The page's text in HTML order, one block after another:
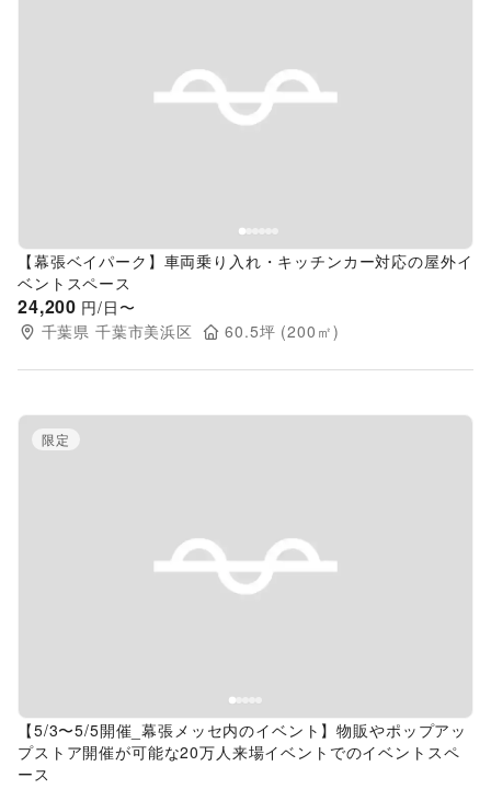
Previous slide
【幕張ベイパーク】車両乗り入れ・キッチンカー対応の屋外イ
ベントスペース
24,200 円/日〜
千葉県 千葉市美浜区 60.5坪 (200 ㎡)
Previous slide
限定
【5/3〜5/5開催_幕張メッセ内のイベント】物販やポップアッ
プストア開催が可能な20万人来場イベントでのイベントスペ
ース